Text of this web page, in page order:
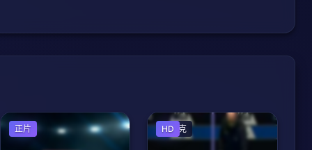
篮球
正片 斯诺克
HD